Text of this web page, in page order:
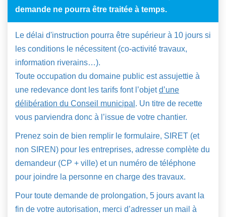
demande ne pourra être traitée à temps.
Le délai d'instruction pourra être supérieur à 10 jours si
les conditions le nécessitent (co-activité travaux,
information riverains…).
Toute occupation du domaine public est assujettie à
une redevance dont les tarifs font l’objetd’une
délibération du Conseil municipal . Un titre de recette
vous parviendra donc à l’issue de votre chantier.
Prenez soin de bien remplir le formulaire, SIRET (et
non SIREN) pour les entreprises, adresse complète du
demandeur (CP + ville) et un numéro de téléphone
pour joindre la personne en charge des travaux.
Pour toute demande de prolongation, 5 jours avant la
fin de votre autorisation, merci d’adresser un mail à